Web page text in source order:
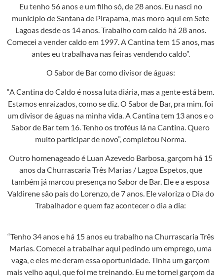
Eu tenho 56 anos e um filho só, de 28 anos. Eu nasci no
município de Santana de Pirapama, mas moro aqui em Sete
Lagoas desde os 14 anos. Trabalho com caldo há 28 anos.
Comecei a vender caldo em 1997. A Cantina tem 15 anos, mas
antes eu trabalhava nas feiras vendendo caldo”.
O Sabor de Bar como divisor de águas:
“A Cantina do Caldo é nossa luta diária, mas a gente está bem.
Estamos enraizados, como se diz. O Sabor de Bar, pra mim, foi
um divisor de águas na minha vida. A Cantina tem 13 anos e o
Sabor de Bar tem 16. Tenho os troféus lá na Cantina. Quero
muito participar de novo”, completou Norma.
Outro homenageado é Luan Azevedo Barbosa, garçom há 15
anos da Churrascaria Três Marias / Lagoa Espetos, que
também já marcou presença no Sabor de Bar. Ele e a esposa
Valdirene são pais do Lorenzo, de 7 anos. Ele valoriza o Dia do
Trabalhador e quem faz acontecer o dia a dia:
“Tenho 34 anos e há 15 anos eu trabalho na Churrascaria Três
Marias. Comecei a trabalhar aqui pedindo um emprego, uma
vaga, e eles me deram essa oportunidade. Tinha um garçom
mais velho aqui, que foi me treinando. Eu me tornei garçom da